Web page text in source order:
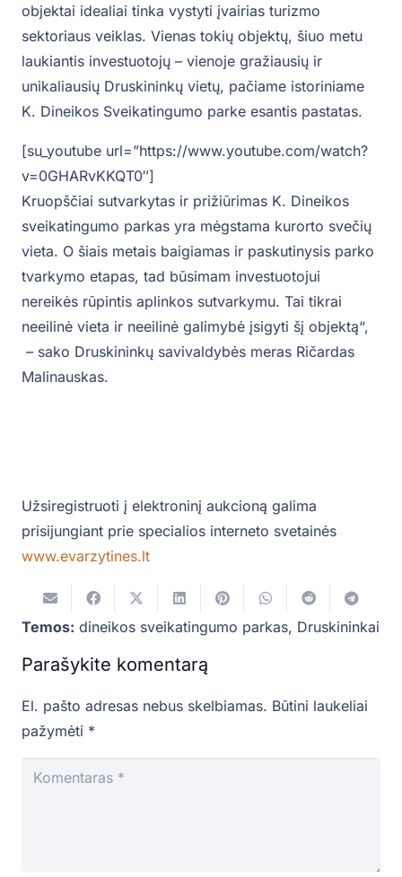
objektai idealiai tinka vystyti įvairias turizmo
sektoriaus veiklas. Vienas tokių objektų, šiuo metu
laukiantis investuotojų – vienoje gražiausių ir
unikaliausių Druskininkų vietų, pačiame istoriniame
K. Dineikos Sveikatingumo parke esantis pastatas.
[su_youtube url=”https://www.youtube.com/watch?
v=0GHARvKKQT0″]
Kruopščiai sutvarkytas ir prižiūrimas K. Dineikos
sveikatingumo parkas yra mėgstama kurorto svečių
vieta. O šiais metais baigiamas ir paskutinysis parko
tvarkymo etapas, tad būsimam investuotojui
nereikės rūpintis aplinkos sutvarkymu. Tai tikrai
neeilinė vieta ir neeilinė galimybė įsigyti šį objektą“,
– sako Druskininkų savivaldybės meras Ričardas
Malinauskas.
Užsiregistruoti į elektroninį aukcioną galima
prisijungiant prie specialios interneto svetainės
www.evarzytines.lt
Temos: dineikos sveikatingumo parkas, Druskininkai
Parašykite komentarą
El. pašto adresas nebus skelbiamas. Būtini laukeliai
pažymėti *